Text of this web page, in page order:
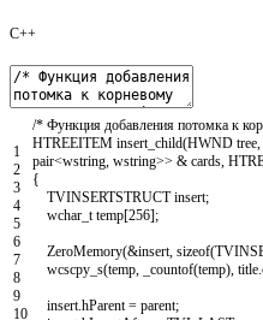
C++
1
2
3
4
5
6
7
8
9
10
/* Функция добавления потомка к
HTREEITEM insert_child(HWND tree
pair<wstring wstring>> & cards
{
TVINSERTSTRUCTinsert;
wchar_t temp[256];
ZeroMemory(&insert sizeof(
wcscpy_s(temp _countof(temp) title
insert hParent = parent;